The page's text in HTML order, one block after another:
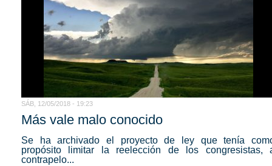
SÁB, 12/05/2018 - 19:23
Más vale malo conocido
Se ha archivado el proyecto de ley que tenía
propósito limitar la reelección de los congresistas,
contrapelo...